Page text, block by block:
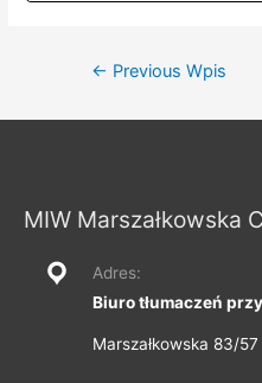
Nawigacja
← Previous Wpis
MIW Marszałkowska
Adres:
Biuro tłumaczeń
Marszałkowska 83/